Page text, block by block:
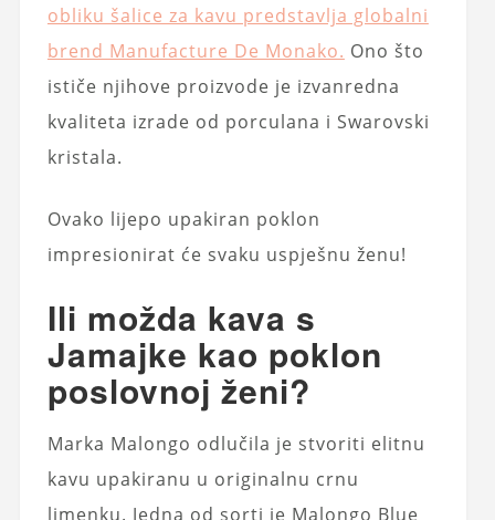
obliku šalice za kavu predstavlja globalni
brend Manufacture De Monako. Ono što
ističe njihove proizvode je izvanredna
kvaliteta izrade od porculana i Swarovski
kristala.
Ovako lijepo upakiran poklon
impresionirat će svaku uspješnu ženu!
Ili možda kava s
Jamajke kao poklon
poslovnoj ženi?
Marka Malongo odlučila je stvoriti elitnu
kavu upakiranu u originalnu crnu
limenku. Jedna od sorti je Malongo Blue